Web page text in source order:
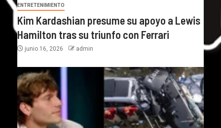
ENTRETENIMIENTO
Kim Kardashian presume su apoyo a Lewis
Hamilton tras su triunfo con Ferrari
junio 16, 2026 admin